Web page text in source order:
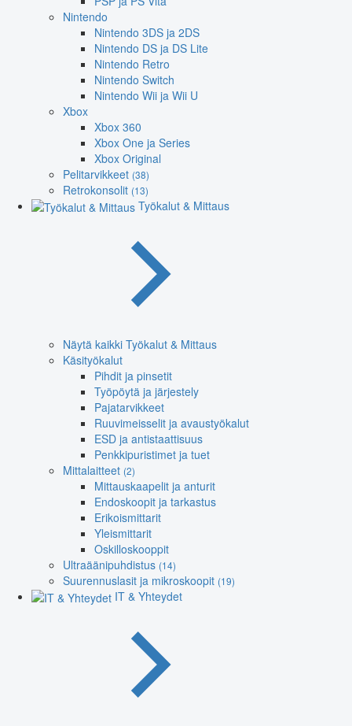
Nintendo
Nintendo 3DS ja 2DS
Nintendo DS ja DS Lite
Nintendo Retro
Nintendo Switch
Nintendo Wii ja Wii U
Xbox
Xbox 360
Xbox One ja Series
Xbox Original
Pelitarvikkeet (38)
Retrokonsolit (13)
Työkalut & Mittaus
Näytä kaikki Työkalut & Mittaus
Käsityökalut
Pihdit ja pinsetit
Työpöytä ja järjestely
Pajatarvikkeet
Ruuvimeisselit ja avaustyökalut
ESD ja antistaattisuus
Penkkipuristimet ja tuet
Mittalaitteet (2)
Mittauskaapelit ja anturit
Endoskoopit ja tarkastus
Erikoismittarit
Yleismittarit
Oskilloskooppit
Ultraäänipuhdistus (14)
Suurennuslasit ja mikroskoopit (19)
IT & Yhteydet